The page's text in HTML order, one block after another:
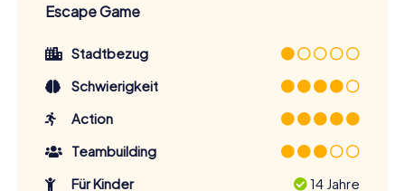
Escape Game
Stadtbezug
Schwierigkeit
Action
Teambuilding
Für Kinder
14 Jahre